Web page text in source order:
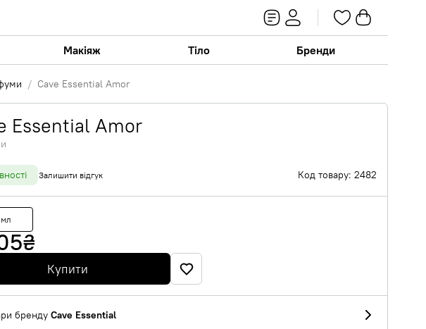
Макіяж Тіло Бренди
Cave Essential Amor
Essential Amor
Залишити відгук Код товару: 2482
₴
Купити
бренду Cave Essential